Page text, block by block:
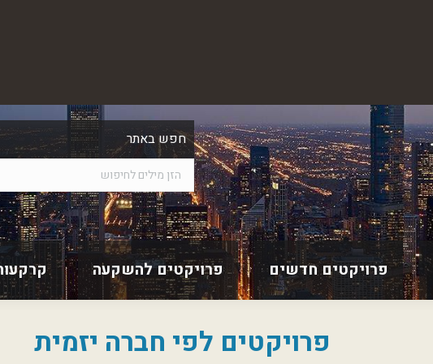
חפש באתר
פרויקטים חדשים פרויקטים להשקעה
פרויקטים לפי חברה יזמית